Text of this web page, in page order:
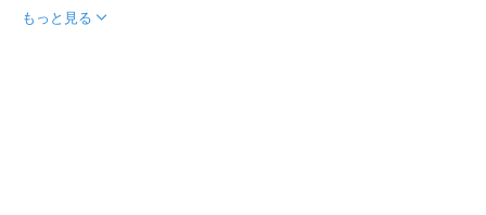
もっと見る